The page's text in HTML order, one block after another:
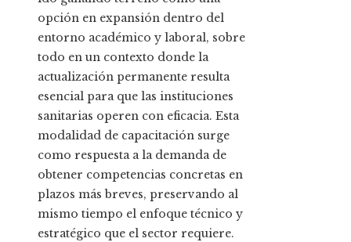
opción en expansión dentro del
entorno académico y laboral, sobre
todo en un contexto donde la
actualización permanente resulta
esencial para que las instituciones
sanitarias operen con eficacia. Esta
modalidad de capacitación surge
como respuesta a la demanda de
obtener competencias concretas en
plazos más breves, preservando al
mismo tiempo el enfoque técnico y
estratégico que el sector requiere.